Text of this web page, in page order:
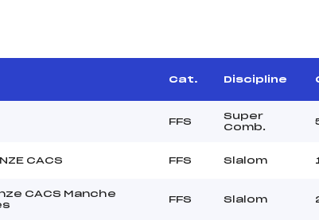
Cat. Discipline
FFS
Super
Comb.
CACS FFS Slalom
CACS Manche
FFS Slalom